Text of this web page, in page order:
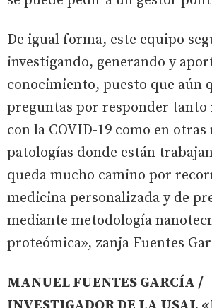
De igual forma, este equipo
investigando, generando y
conocimiento, puesto que aún
preguntas por responder tanto
con la COVID-19 como en otras
patologías donde están
queda mucho camino por
medicina personalizada y de
mediante metodología
proteómica», zanja Fuentes
MANUEL FUENTES GARCÍA /